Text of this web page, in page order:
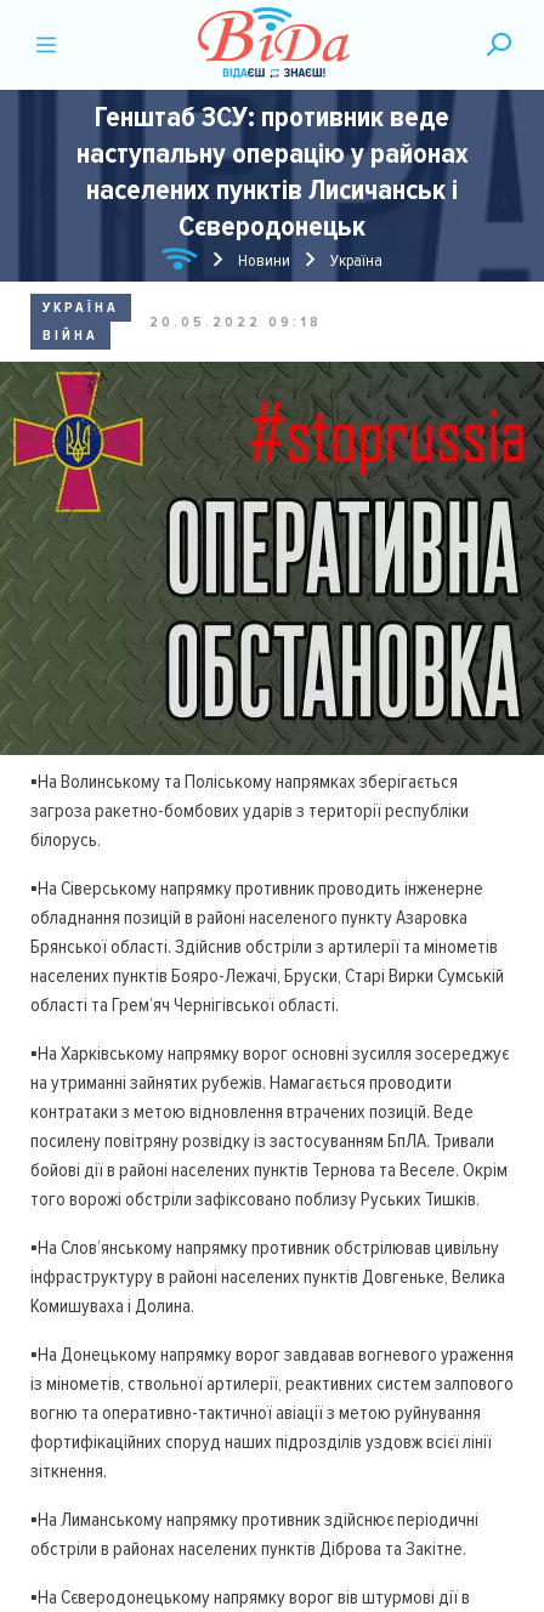
Генштаб ЗСУ: противник веде
наступальну операцію у районах
населених пунктів Лисичанськ і
Сєверодонецьк
Новини Україна
УКРАЇНА
ВІЙНА
20.05.2022 09:18
▪️На Волинському та Поліському напрямках зберігається
загроза ракетно-бомбових ударів з території республіки
білорусь.
▪️На Сіверському напрямку противник проводить інженерне
обладнання позицій в районі населеного пункту Азаровка
Брянської області. Здійснив обстріли з артилерії та мінометів
населених пунктів Бояро-Лежачі, Бруски, Старі Вирки Сумській
області та Грем’яч Чернігівської області.
▪️На Харківському напрямку ворог основні зусилля зосереджує
на утриманні зайнятих рубежів. Намагається проводити
контратаки з метою відновлення втрачених позицій. Веде
посилену повітряну розвідку із застосуванням БпЛА. Тривали
бойові дії в районі населених пунктів Тернова та Веселе. Окрім
того ворожі обстріли зафіксовано поблизу Руських Тишків.
▪️На Слов’янському напрямку противник обстрілював цивільну
інфраструктуру в районі населених пунктів Довгеньке, Велика
Комишуваха і Долина.
▪️На Донецькому напрямку ворог завдавав вогневого ураження
із мінометів, ствольної артилерії, реактивних систем залпового
вогню та оперативно-тактичної авіації з метою руйнування
фортифікаційних споруд наших підрозділів уздовж всієї лінії
зіткнення.
▪️На Лиманському напрямку противник здійснює періодичні
обстріли в районах населених пунктів Діброва та Закітне.
▪️На Сєверодонецькому напрямку ворог вів штурмові дії в